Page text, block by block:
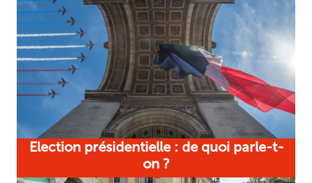
Election présidentielle : de quoi parle-t-
on ?